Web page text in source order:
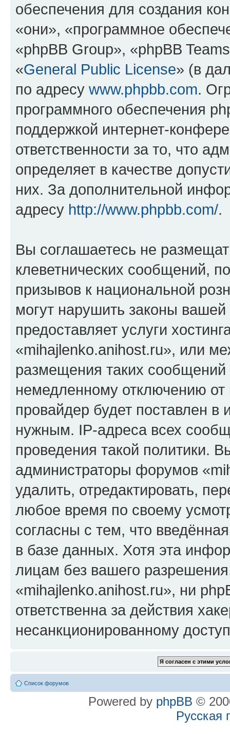
обеспечения для создания
«они», «программное
«phpBB Group», «phpBB
«General Public License» (в
по адресу www.phpbb.com.
программного обеспечения
поддержкой интернет-
ответственности за то, что
определяет в качестве
них. За дополнительной
адресу http://www.phpbb.com/.
Вы соглашаетесь не
клеветнических сообщений,
призывов к национальной
могут нарушить законы
предоставляет услуги
«mihajlenko.anihost.ru», или
размещения таких
немедленному отключению
провайдер будет поставлен в
нужным. IP-адреса всех
проведения такой политики.
администраторы форумов
удалить, отредактировать,
любое время по своему
согласны с тем, что
в базе данных. Хотя эта
лицам без вашего
«mihajlenko.anihost.ru», ни
ответственна за действия
несанкционированному
Список форумов
Powered by phpBB ©
Русская